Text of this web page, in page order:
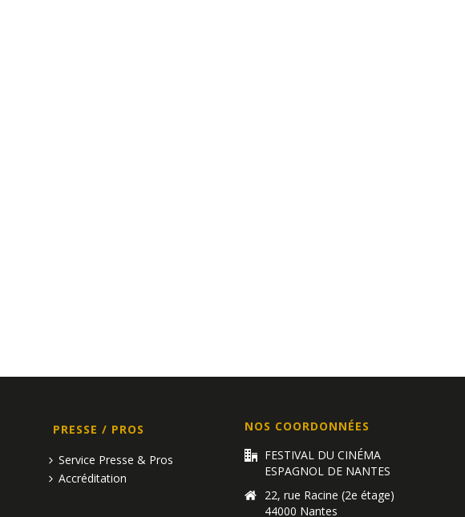
PRESSE / PROS
Service Presse & Pros
Accréditation
NOS COORDONNÉES
FESTIVAL DU CINÉMA
ESPAGNOL DE NANTES
22, rue Racine (2e étage)
44000 Nantes